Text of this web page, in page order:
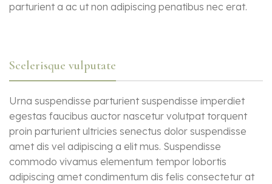
parturient a ac ut non adipiscing penatibus nec erat.
Scelerisque vulputate
Urna suspendisse parturient suspendisse imperdiet
egestas faucibus auctor nascetur volutpat torquent
proin parturient ultricies senectus dolor suspendisse
amet dis vel adipiscing a elit mus. Suspendisse
commodo vivamus elementum tempor lobortis
adipiscing amet condimentum dis felis consectetur at